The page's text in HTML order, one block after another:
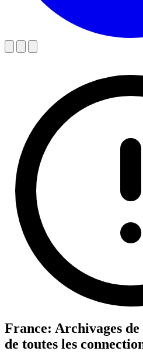
France: Archivages de
de toutes les